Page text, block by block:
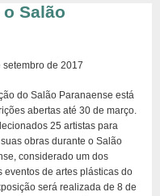
Salão
de 2017
do Salão Paranaense está
abertas até 30 de março.
25 artistas para
obras durante o Salão
considerado um dos
eventos de artes plásticas do
será realizada de 8 de